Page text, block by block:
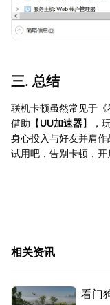
三. 总结
联机卡顿虽然常见于《
借助【UU加速器】，
身心投入与好友并肩
试用吧，告别卡顿，开
相关资讯
看门